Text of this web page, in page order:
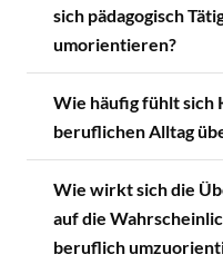
sich pädagogisch
umorientieren?
Wie häufig fühlt sich
beruflichen Alltag
Wie wirkt sich die
auf die
beruflich